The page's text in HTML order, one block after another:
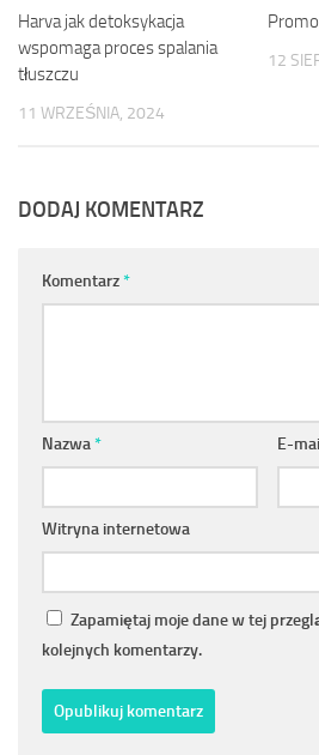
Harva jak detoksykacja
wspomaga proces spalania
tłuszczu
11 WRZEŚNIA, 2024
12
DODAJ KOMENTARZ
Komentarz*
Nazwa* E-
Witryna internetowa
Zapamiętaj moje dane w tej
kolejnych komentarzy.